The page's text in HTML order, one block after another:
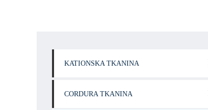
KATIONSKA TKANINA
CORDURA TKANINA